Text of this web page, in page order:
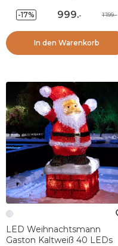
-17% 999.- 1’199.-
In den Warenkorb
LED Weihnachtsmann
Gaston Kaltweiß 40 LEDs